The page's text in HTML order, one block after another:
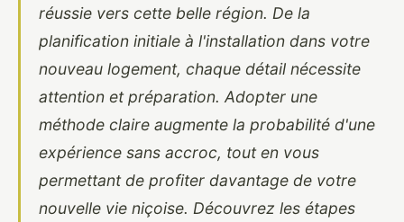
réussie vers cette belle région. De la
planification initiale à l'installation dans votre
nouveau logement, chaque détail nécessite
attention et préparation. Adopter une
méthode claire augmente la probabilité d'une
expérience sans accroc, tout en vous
permettant de profiter davantage de votre
nouvelle vie niçoise. Découvrez les étapes